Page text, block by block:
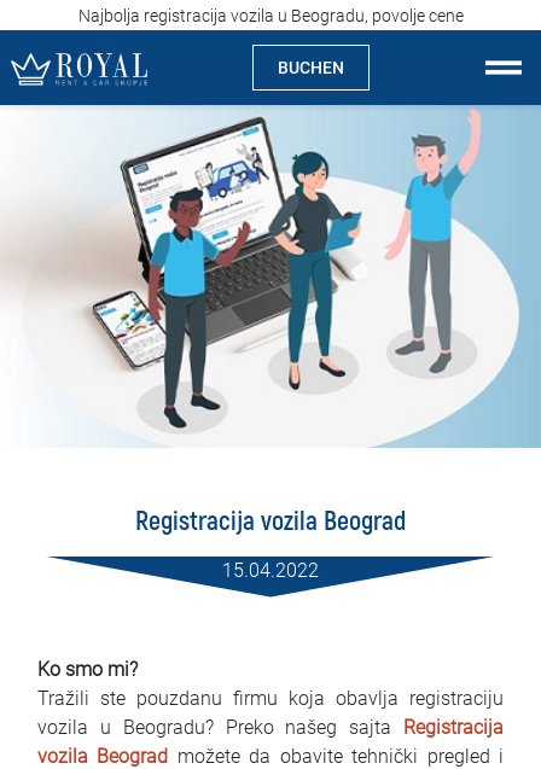
Najbolja registracija vozila u Beogradu, povolje cene
BUCHEN
Spezialitäten
Mietbedingungen
Blog
Kontakt
Registracija vozila Beograd
15.04.2022
Ko smo mi?
Tražili ste pouzdanu firmu koja obavlja registraciju
vozila u Beogradu? Preko našeg sajta Registracija
vozila Beograd možete da obavite tehnički pregled i